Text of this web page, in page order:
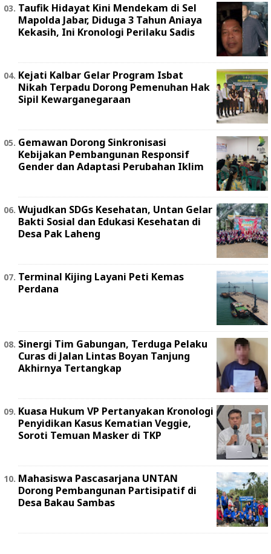
Taufik Hidayat Kini Mendekam di Sel
Mapolda Jabar, Diduga 3 Tahun Aniaya
Kekasih, Ini Kronologi Perilaku Sadis
Kejati Kalbar Gelar Program Isbat
Nikah Terpadu Dorong Pemenuhan Hak
Sipil Kewarganegaraan
Gemawan Dorong Sinkronisasi
Kebijakan Pembangunan Responsif
Gender dan Adaptasi Perubahan Iklim
Wujudkan SDGs Kesehatan, Untan Gelar
Bakti Sosial dan Edukasi Kesehatan di
Desa Pak Laheng
Terminal Kijing Layani Peti Kemas
Perdana
Sinergi Tim Gabungan, Terduga Pelaku
Curas di Jalan Lintas Boyan Tanjung
Akhirnya Tertangkap
Kuasa Hukum VP Pertanyakan Kronologi
Penyidikan Kasus Kematian Veggie,
Soroti Temuan Masker di TKP
Mahasiswa Pascasarjana UNTAN
Dorong Pembangunan Partisipatif di
Desa Bakau Sambas